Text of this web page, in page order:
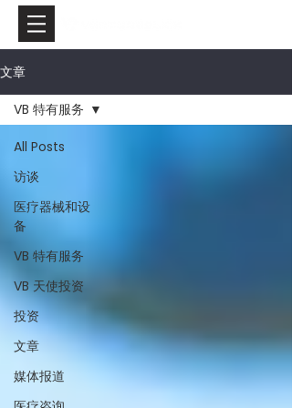
文章
All Posts
访谈
医疗器械和设
备
VB 特有服务
VB 天使投资
投资
文章
媒体报道
VB 特有服务